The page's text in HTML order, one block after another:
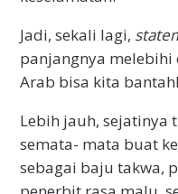
Jadi, sekali lagi,
panjangnya
Arab bisa kita
Lebih jauh, sejatinya
semata- mata buat
sebagai baju takwa,